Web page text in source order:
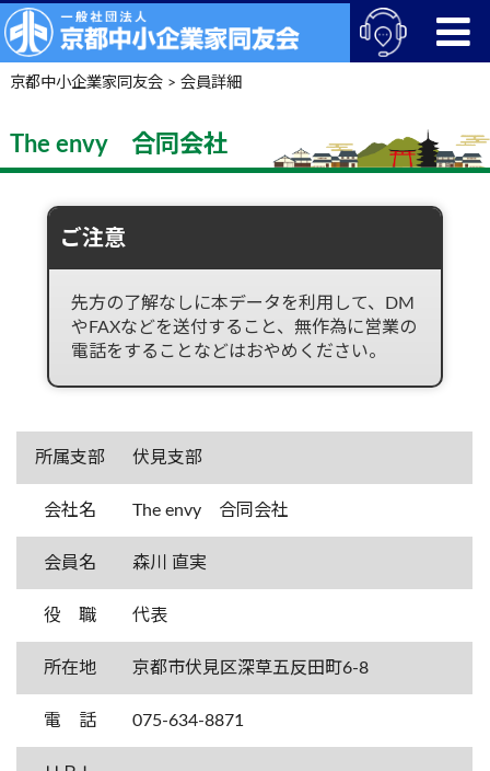
京都中小企業家同友会> 会員詳細
The envy 合同会社
ご注意
先方の了解なしに本データを利用して、DM
やFAXなどを送付すること、無作為に営業の
電話をすることなどはおやめください。
所属支部 伏見支部
会社名 The envy 合同会社
会員名 森川 直実
役 職 代表
所在地 京都市伏見区深草五反田町6-8
電 話 075-634-8871